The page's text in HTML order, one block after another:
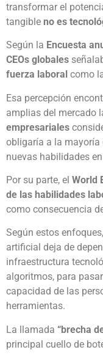
transformar el
tangible no es
Según la Encuesta
CEOs globales
fuerza laboral como
Esa percepción
amplias del mercado
empresariales
obligaría a la mayoría
nuevas habilidades
Por su parte, el World
de las habilidades
como consecuencia
Según estos
artificial deja de
infraestructura
algoritmos, para
capacidad de las
herramientas.
La llamada “brecha
principal cuello de